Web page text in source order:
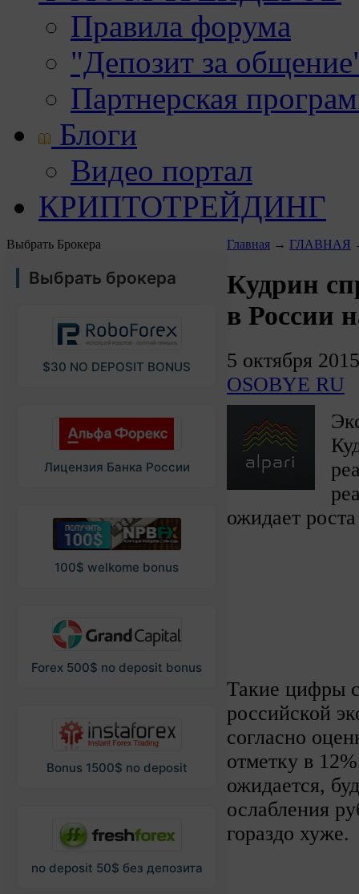
Правила форума
"Депозит за
Партнерская
Блоги
Видео портал
КРИПТОТРЕЙДИНГ
Выбрать Брокера
Выбрать брокера
$30 NO DEPOSIT BONUS
Лицензия Банка России
100$ welkome bonus
Forex 500$ no deposit bonus
Bonus 1500$ no deposit
no deposit 50$ без депозита
Главная → ГЛАВНАЯ
Кудрин
в России
5 октября
OSOBYE RU
ожидает
Такие цифры
российской
согласно
отметку в
ожидается,
ослабления
гораздо хуже.